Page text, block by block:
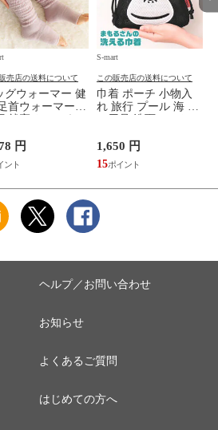
売店の送料について
グウォーマー 健
首ウォーマー
わり 足湯のよう
かぽかナイトウ
マー inf-26
円
S-mart
この販売店の送料について
巾着 ポーチ 小物入
れ 旅行 プール 海 バ
サウナ ごリラックス
まもるさんの洗える
巾着 ブラック 黒
1,650 円
15
ヘルプ／お問い合わせ
お知らせ
よくあるご質問
はじめての方へ